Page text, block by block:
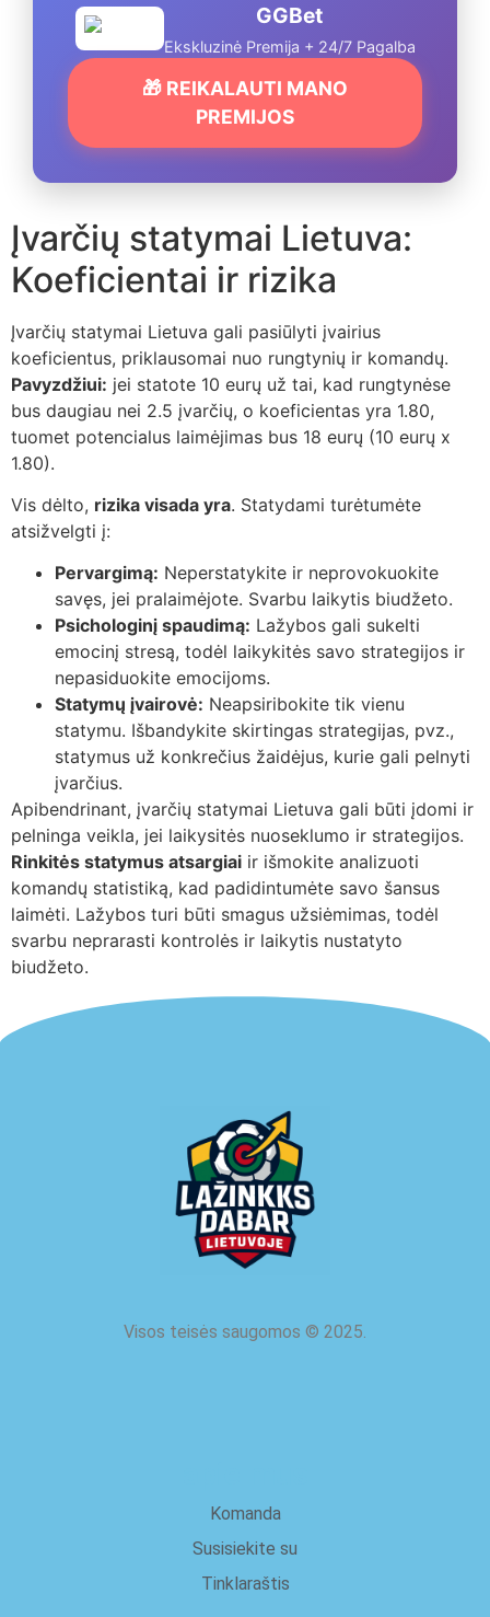
GGBet
Ekskluzinė Premija + 24/7 Pagalba
🎁 REIKALAUTI MANO
PREMIJOS
Įvarčių statymai Lietuva:
Koeficientai ir rizika
Įvarčių statymai Lietuva gali pasiūlyti įvairius
koeficientus, priklausomai nuo rungtynių ir komandų.
Pavyzdžiui: jei statote 10 eurų už tai, kad rungtynėse
bus daugiau nei 2.5 įvarčių, o koeficientas yra 1.80,
tuomet potencialus laimėjimas bus 18 eurų (10 eurų x
1.80).
Vis dėlto, rizika visada yra. Statydami turėtumėte
atsižvelgti į:
Pervargimą: Neperstatykite ir neprovokuokite
savęs, jei pralaimėjote. Svarbu laikytis biudžeto.
Psichologinį spaudimą: Lažybos gali sukelti
emocinį stresą, todėl laikykitės savo strategijos ir
nepasiduokite emocijoms.
Statymų įvairovė: Neapsiribokite tik vienu
statymu. Išbandykite skirtingas strategijas, pvz.,
statymus už konkrečius žaidėjus, kurie gali pelnyti
įvarčius.
Apibendrinant, įvarčių statymai Lietuva gali būti įdomi ir
pelninga veikla, jei laikysitės nuoseklumo ir strategijos.
Rinkitės statymus atsargiai ir išmokite analizuoti
komandų statistiką, kad padidintumėte savo šansus
laimėti. Lažybos turi būti smagus užsiėmimas, todėl
svarbu neprarasti kontrolės ir laikytis nustatyto
biudžeto.
Visos teisės saugomos © 2025.
Komanda
Susisiekite su
Tinklaraštis